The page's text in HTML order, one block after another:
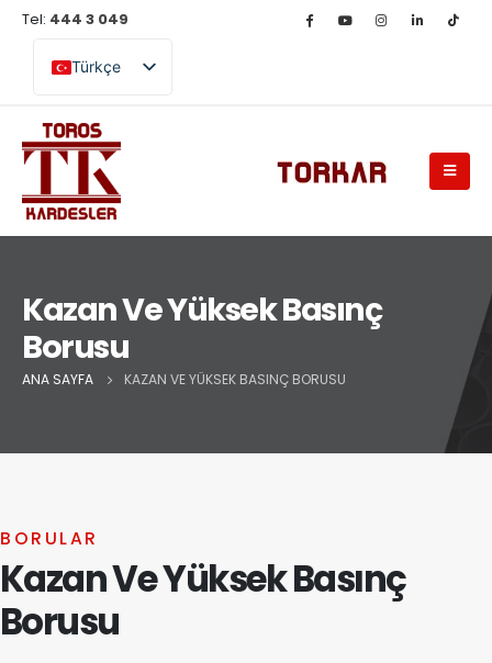
Tel: 444 3 049
Türkçe
English (UK)
Kazan Ve Yüksek Basınç
Borusu
ANA SAYFA KAZAN VE YÜKSEK BASINÇ BORUSU
BORULAR
Kazan Ve Yüksek Basınç
Borusu